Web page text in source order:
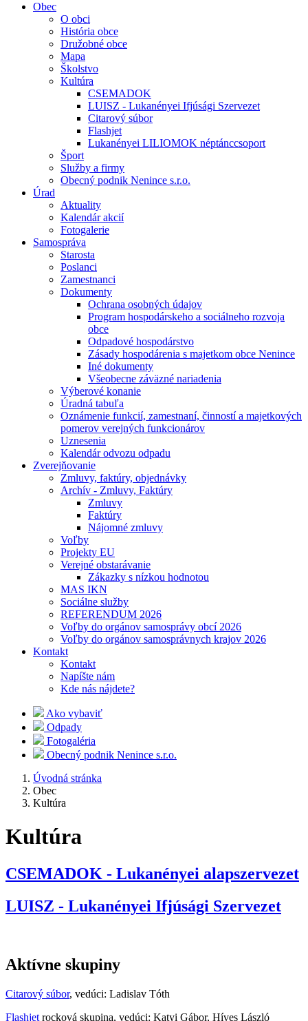
Obec
O obci
História obce
Družobné obce
Mapa
Školstvo
Kultúra
CSEMADOK
LUISZ - Lukanényei Ifjúsági Szervezet
Citarový súbor
Flashjet
Lukanényei LILIOMOK néptánccsoport
Šport
Služby a firmy
Obecný podnik Nenince s.r.o.
Úrad
Aktuality
Kalendár akcií
Fotogalerie
Samospráva
Starosta
Poslanci
Zamestnanci
Dokumenty
Ochrana osobných údajov
Program hospodárskeho a sociálneho rozvoja
obce
Odpadové hospodárstvo
Zásady hospodárenia s majetkom obce Nenince
Iné dokumenty
Všeobecne záväzné nariadenia
Výberové konanie
Úradná tabuľa
Oznámenie funkcií, zamestnaní, činností a majetkových
pomerov verejných funkcionárov
Uznesenia
Kalendár odvozu odpadu
Zverejňovanie
Zmluvy, faktúry, objednávky
Archív - Zmluvy, Faktúry
Zmluvy
Faktúry
Nájomné zmluvy
Voľby
Projekty EU
Verejné obstarávanie
Zákazky s nízkou hodnotou
MAS IKN
Sociálne služby
REFERENDUM 2026
Voľby do orgánov samosprávy obcí 2026
Voľby do orgánov samosprávnych krajov 2026
Kontakt
Kontakt
Napíšte nám
Kde nás nájdete?
Ako vybaviť
Odpady
Fotogaléria
Obecný podnik Nenince s.r.o.
Úvodná stránka
Obec
Kultúra
Kultúra
CSEMADOK - Lukanényei alapszervezet
LUISZ - Lukanényei Ifjúsági Szervezet
Aktívne skupiny
Citarový súbor, vedúci: Ladislav Tóth
Flashjet rocková skupina, vedúci: Katyi Gábor, Híves László